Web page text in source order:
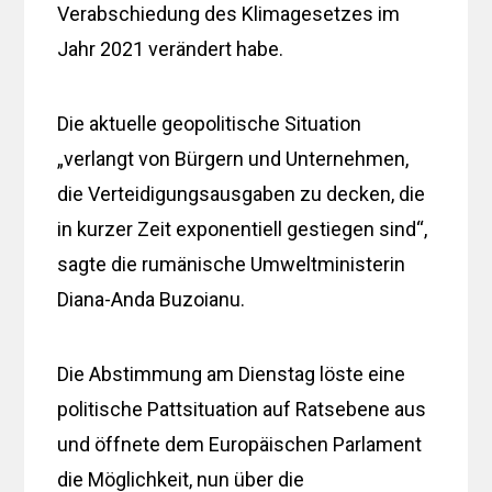
Verabschiedung des Klimagesetzes im
Jahr 2021 verändert habe.
Die aktuelle geopolitische Situation
„verlangt von Bürgern und Unternehmen,
die Verteidigungsausgaben zu decken, die
in kurzer Zeit exponentiell gestiegen sind“,
sagte die rumänische Umweltministerin
Diana-Anda Buzoianu.
Die Abstimmung am Dienstag löste eine
politische Pattsituation auf Ratsebene aus
und öffnete dem Europäischen Parlament
die Möglichkeit, nun über die